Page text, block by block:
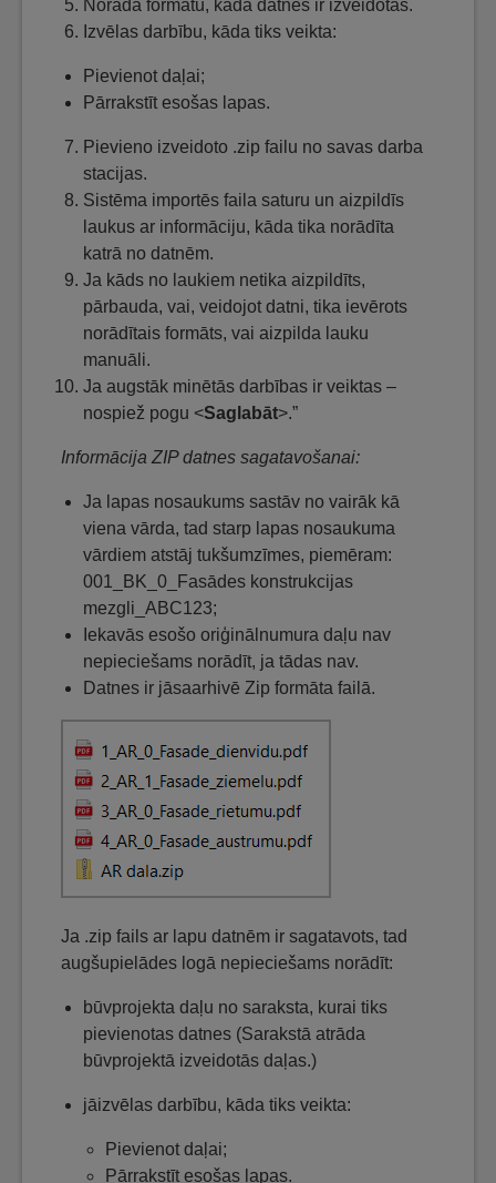
Norāda formātu, kādā datnes ir izveidotas.
Izvēlas darbību, kāda tiks veikta:
Pievienot daļai;
Pārrakstīt esošas lapas.
Pievieno izveidoto .zip failu no savas darba
stacijas.
Sistēma importēs faila saturu un aizpildīs
laukus ar informāciju, kāda tika norādīta
katrā no datnēm.
Ja kāds no laukiem netika aizpildīts,
pārbauda, vai, veidojot datni, tika ievērots
norādītais formāts, vai aizpilda lauku
manuāli.
Ja augstāk minētās darbības ir veiktas –
nospiež pogu <Saglabāt>.”
Informācija ZIP datnes sagatavošanai:
Ja lapas nosaukums sastāv no vairāk kā
viena vārda, tad starp lapas nosaukuma
vārdiem atstāj tukšumzīmes, piemēram:
001_BK_0_Fasādes konstrukcijas
mezgli_ABC123;
Iekavās esošo oriģinālnumura daļu nav
nepieciešams norādīt, ja tādas nav.
Datnes ir jāsaarhivē Zip formāta failā.
Ja .zip fails ar lapu datnēm ir sagatavots, tad
augšupielādes logā nepieciešams norādīt:
būvprojekta daļu no saraksta, kurai tiks
pievienotas datnes (Sarakstā atrāda
būvprojektā izveidotās daļas.)
jāizvēlas darbību, kāda tiks veikta:
Pievienot daļai;
Pārrakstīt esošas lapas.